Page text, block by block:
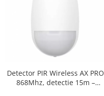
Detector PIR Wireless AX PRO
868Mhz, detectie 15m –